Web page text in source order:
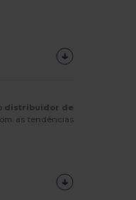
distribuidor de
as tendências